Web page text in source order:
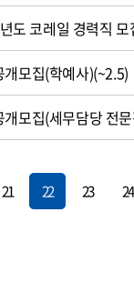
도 코레일 경력직
모집(학예사)(~2.5)
모집(세무담당 전
21 22 23 24